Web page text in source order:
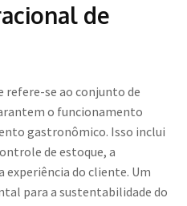
de
refere-se ao conjunto de
o funcionamento
gastronômico. Isso inclui
de estoque, a
experiência do cliente. Um
para a sustentabilidade do